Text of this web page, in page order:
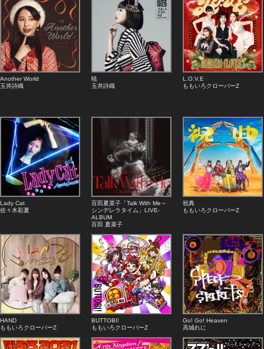
Another World
玉井詩織
暁
玉井詩織
L.O.V.E
ももいろクローバーZ
Lady Cat
佐々木彩夏
百田夏菜子「Talk With Me～
シンデレラタイム」LIVE-
ALBUM
百田 夏菜子
祝典
ももいろクローバーZ
HAND
ももいろクローバーZ
BUTTOBI!
ももいろクローバーZ
Go! Go! Heaven
高城れに